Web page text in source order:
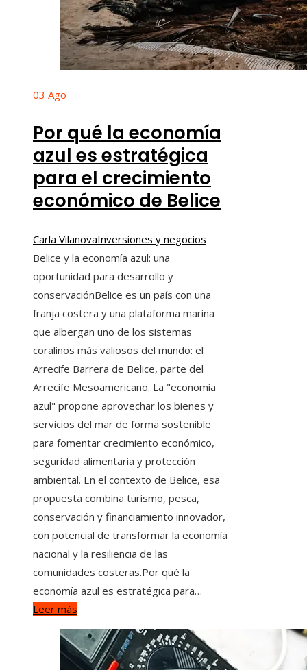
03 Ago
Por qué la economía
azul es estratégica
para el crecimiento
económico de Belice
Carla VilanovaInversiones y negocios
Belice y la economía azul: una
oportunidad para desarrollo y
conservaciónBelice es un país con una
franja costera y una plataforma marina
que albergan uno de los sistemas
coralinos más valiosos del mundo: el
Arrecife Barrera de Belice, parte del
Arrecife Mesoamericano. La "economía
azul" propone aprovechar los bienes y
servicios del mar de forma sostenible
para fomentar crecimiento económico,
seguridad alimentaria y protección
ambiental. En el contexto de Belice, esa
propuesta combina turismo, pesca,
conservación y financiamiento innovador,
con potencial de transformar la economía
nacional y la resiliencia de las
comunidades costeras.Por qué la
economía azul es estratégica para…
Leer más